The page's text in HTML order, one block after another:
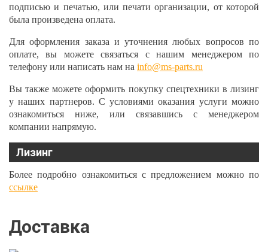
подписью и печатью, или печати организации, от которой
была произведена оплата.
Для оформления заказа и уточнения любых вопросов по
оплате, вы можете связаться с нашим менеджером по
телефону или написать нам на info@ms-parts.ru
Вы также можете оформить покупку спецтехники в лизинг
у наших партнеров. С условиями оказания услуги можно
ознакомиться ниже, или связавшись с менеджером
компании напрямую.
Лизинг
Более подробно ознакомиться с предложением можно по
ссылке
Доставка